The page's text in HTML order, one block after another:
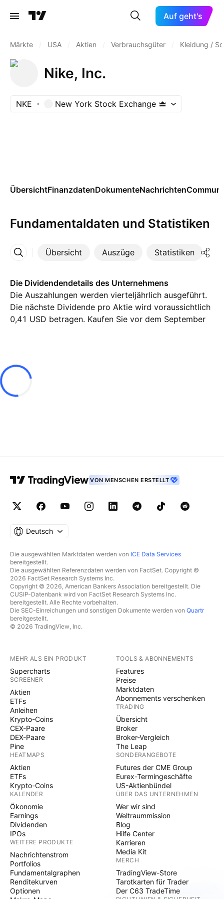
Auf geht's
Märkte USA Aktien Verbrauchsgüter Kleidung /
Nike, Inc.
NKE New York Stock Exchange
ÜbersichtFinanzdatenDokumenteNachrichten
Fundamentaldaten und Statistiken
Übersicht Auszüge Statistiken
Mehr
Die Dividendendetails des Unternehmens
Die Auszahlungen werden vierteljährlich ausgeführt.
Die nächste Dividende pro Aktie wird voraussichtlich
0,41 USD betragen. Kaufen Sie vor dem September
VON MENSCHEN ERSTELLT
Deutsch
Die ausgewählten Marktdaten werden von ICE Data Services
bereitgestellt.
Die ausgewählten Referenzdaten werden von FactSet. Copyright ©
2026 FactSet Research Systems Inc.
Copyright © 2026, American Bankers Association bereitgestellt. Die
CUSIP-Datenbank wird von FactSet Research Systems Inc.
bereitgestellt. Alle Rechte vorbehalten.
Die SEC-Einreichungen und sonstigen Dokumente werden von Quartr
bereitgestellt.
© 2026 TradingView, Inc.
MEHR ALS EIN PRODUKT
Supercharts
SCREENER
Aktien
ETFs
Anleihen
Krypto-Coins
CEX-Paare
DEX-Paare
Pine
HEATMAPS
Aktien
ETFs
Krypto-Coins
KALENDER
Ökonomie
Earnings
Dividenden
IPOs
WEITERE PRODUKTE
Nachrichtenstrom
Portfolios
Fundamentalgraphen
Renditekurven
Optionen
TOOLS & ABONNEMENTS
Features
Preise
Marktdaten
Abonnements verschenken
TRADING
Übersicht
Broker
Broker-Vergleich
The Leap
SONDERANGEBOTE
Futures der CME Group
Eurex-Termingeschäfte
US-Aktienbündel
ÜBER DAS UNTERNEHMEN
Wer wir sind
Weltraummission
Blog
Hilfe Center
Karrieren
Media Kit
MERCH
TradingView-Store
Tarotkarten für Trader
Der C63 TradeTime